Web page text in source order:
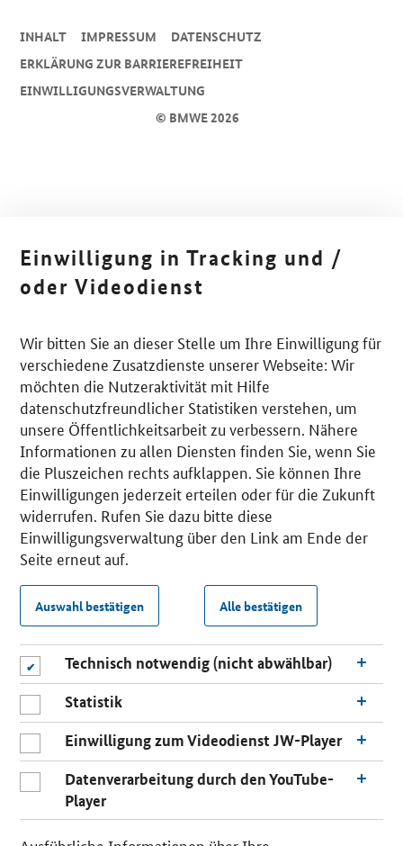
© BMWE 2026
INHALT IMPRESSUM
DA­TEN­SCHUTZ
ERKLÄRUNG ZUR BARRIEREFREIHEIT
EINWILLIGUNGSVERWALTUNG
Einwilligung in Tracking und /
oder Videodienst
Wir bitten Sie an dieser Stelle um Ihre Einwilligung für
verschiedene Zusatzdienste unserer Webseite: Wir
möchten die Nutzeraktivität mit Hilfe
datenschutzfreundlicher Statistiken verstehen, um
unsere Öffentlichkeitsarbeit zu verbessern. Nähere
Informationen zu allen Diensten finden Sie, wenn Sie
die Pluszeichen rechts aufklappen. Sie können Ihre
Einwilligungen jederzeit erteilen oder für die Zukunft
widerrufen. Rufen Sie dazu bitte diese
Einwilligungsverwaltung über den Link am Ende der
Seite erneut auf.
Auswahl bestätigen Alle bestätigen
Technisch notwendig (nicht abwählbar)
Statistik
Einwilligung zum Videodienst JW-Player
Datenverarbeitung durch den YouTube-
Player